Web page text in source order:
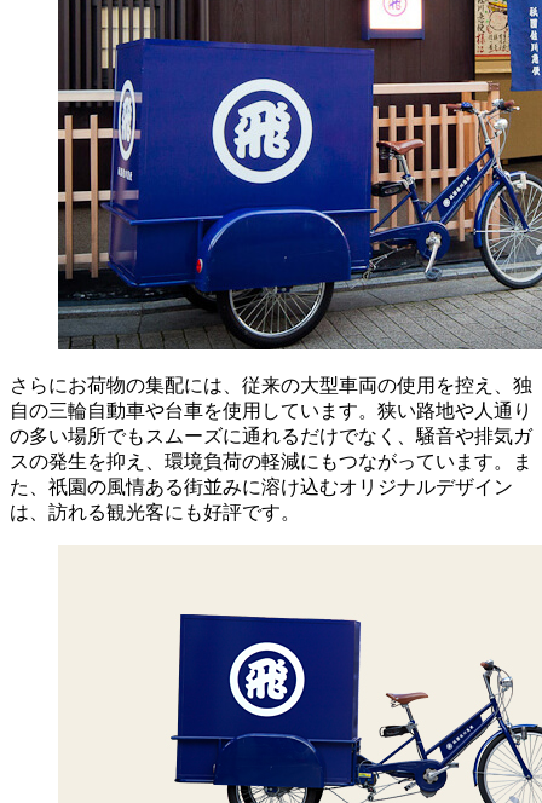
さらにお荷物の集配には、従来の大型車両の使用を控え、独
自の三輪自動車や台車を使用しています。狭い路地や人通り
の多い場所でもスムーズに通れるだけでなく、騒音や排気ガ
スの発生を抑え、環境負荷の軽減にもつながっています。ま
た、祇園の風情ある街並みに溶け込むオリジナルデザイン
は、訪れる観光客にも好評です。